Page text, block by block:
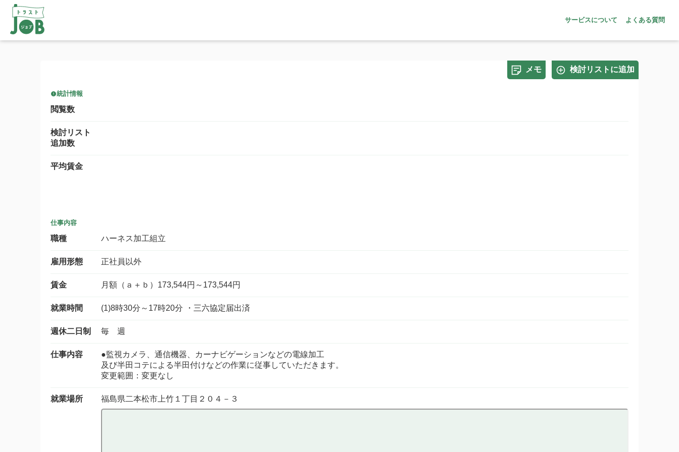
サービスについて よくある質問
メモ 検討リストに追加
統計情報
閲覧数
検討リスト
追加数
平均賃金
仕事内容
職種 ハーネス加工組立
雇用形態 正社員以外
賃金 月額（ａ＋ｂ）173,544円～173,544円
就業時間 (1)8時30分～17時20分 ・三六協定届出済
週休二日制 毎 週
仕事内容
●監視カメラ、通信機器、カーナビゲーションなどの電線加工
及び半田コテによる半田付けなどの作業に従事していただきます。
変更範囲：変更なし
就業場所 福島県二本松市上竹１丁目２０４－３